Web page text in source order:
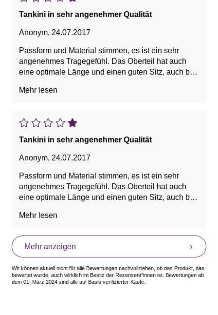
Tankini in sehr angenehmer Qualität
Anonym, 24.07.2017
Passform und Material stimmen, es ist ein sehr
angenehmes Tragegefühl. Das Oberteil hat auch
eine optimale Länge und einen guten Sitz, auch bei
Mehr lesen
Tankini in sehr angenehmer Qualität
Anonym, 24.07.2017
Passform und Material stimmen, es ist ein sehr
angenehmes Tragegefühl. Das Oberteil hat auch
eine optimale Länge und einen guten Sitz, auch bei
Mehr lesen
Mehr anzeigen
Wir können aktuell nicht für alle Bewertungen nachvollziehen, ob das Produkt, das
bewertet wurde, auch wirklich im Besitz der Rezensent*innen ist. Bewertungen ab
dem 01. März 2024 sind alle auf Basis verifizierter Käufe.